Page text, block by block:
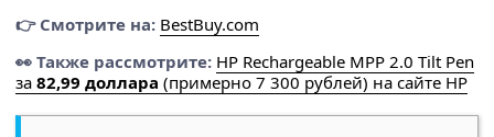
👉 Смотрите на: BestBuy.com
👀 Также рассмотрите: HP Rechargeable MPP 2.0 Tilt Pen
за 82,99 доллара (примерно 7 300 рублей) на сайте HP